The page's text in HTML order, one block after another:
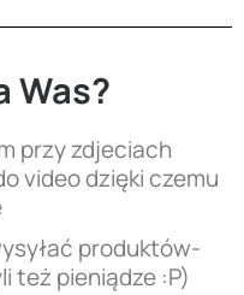
Was?
przy zdjeciach
video dzięki czemu
produktów-
też pieniądze :P)